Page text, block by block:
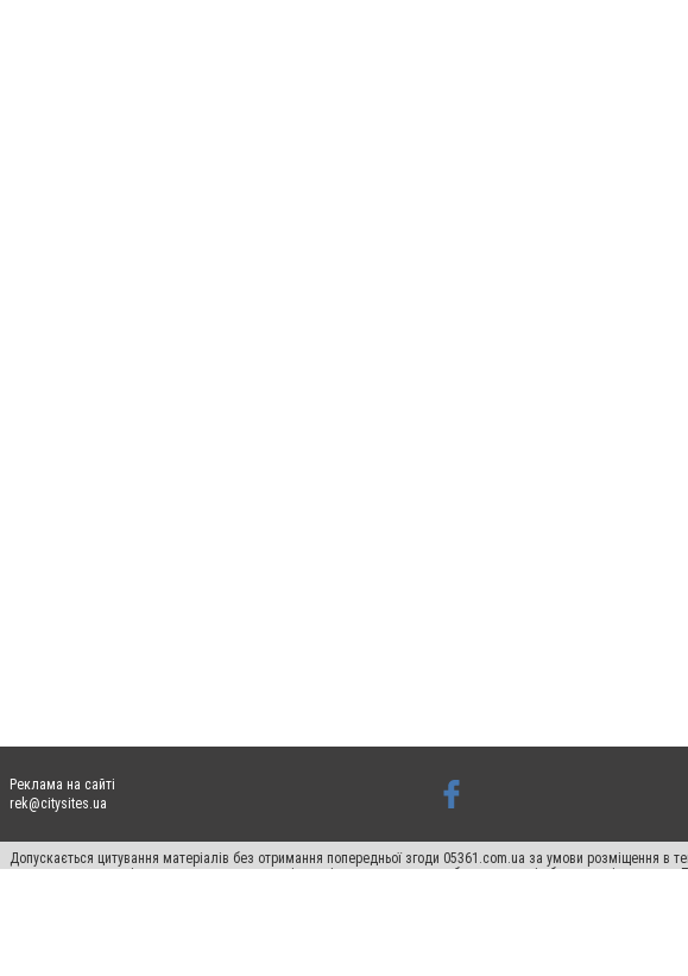
Реклама на сайті
rek@citysites.ua
Допускається цитування матеріалів без отримання попередньої згоди 05361.com.ua за умови розміщення в
пошукових систем гіперпосилання на цитовані статті не нижче другого абзацу в тексті або в якості